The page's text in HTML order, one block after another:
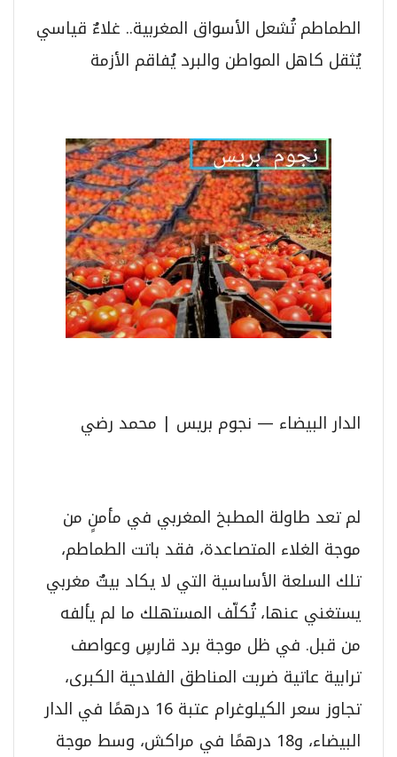
الطماطم تُشعل الأسواق المغربية.. غلاءٌ قياسي
يُثقل كاهل المواطن والبرد يُفاقم الأزمة
الدار البيضاء — نجوم بريس | محمد رضي
لم تعد طاولة المطبخ المغربي في مأمنٍ من
موجة الغلاء المتصاعدة، فقد باتت الطماطم،
تلك السلعة الأساسية التي لا يكاد بيتٌ مغربي
يستغني عنها، تُكلّف المستهلك ما لم يألفه
من قبل. في ظل موجة برد قارسٍ وعواصف
ترابية عاتية ضربت المناطق الفلاحية الكبرى،
تجاوز سعر الكيلوغرام عتبة 16 درهمًا في الدار
البيضاء، و18 درهمًا في مراكش، وسط موجة